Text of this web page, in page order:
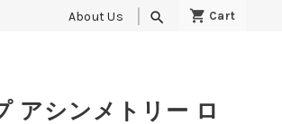
About Us search
アシンメトリー ロ